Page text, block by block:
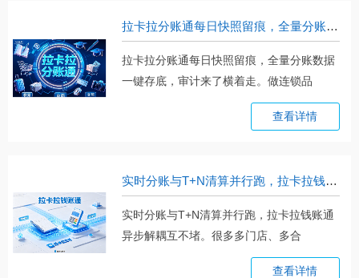
拉卡拉分账通每日快照留痕，全量分账数据一键存底，审计来了横着走
拉卡拉分账通每日快照留痕，全量分账数据
一键存底，审计来了横着走。做连锁品
查看详情
实时分账与T+N清算并行跑，拉卡拉钱账通异步解耦互不堵
实时分账与T+N清算并行跑，拉卡拉钱账通
异步解耦互不堵。很多多门店、多合
查看详情